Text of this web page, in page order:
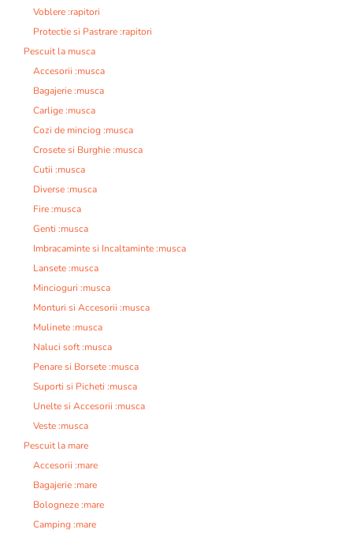
Voblere :rapitori
Protectie si Pastrare :rapitori
Pescuit la musca
Accesorii :musca
Bagajerie :musca
Carlige :musca
Cozi de minciog :musca
Crosete si Burghie :musca
Cutii :musca
Diverse :musca
Fire :musca
Genti :musca
Imbracaminte si Incaltaminte :musca
Lansete :musca
Mincioguri :musca
Monturi si Accesorii :musca
Mulinete :musca
Naluci soft :musca
Penare si Borsete :musca
Suporti si Picheti :musca
Unelte si Accesorii :musca
Veste :musca
Pescuit la mare
Accesorii :mare
Bagajerie :mare
Bologneze :mare
Camping :mare